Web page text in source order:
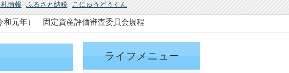
札情報 ふるさと納税 こにゅうどうくん
和元年） 固定資産評価審査委員会規程
ライフメニュー